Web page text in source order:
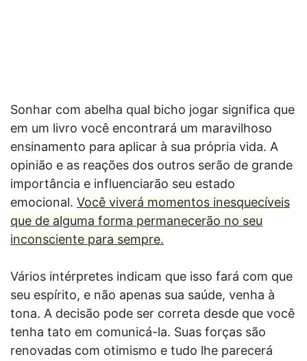
Sonhar com abelha qual bicho jogar significa que
em um livro você encontrará um maravilhoso
ensinamento para aplicar à sua própria vida. A
opinião e as reações dos outros serão de grande
importância e influenciarão seu estado
emocional. Você viverá momentos inesquecíveis
que de alguma forma permanecerão no seu
inconsciente para sempre.
Vários intérpretes indicam que isso fará com que
seu espírito, e não apenas sua saúde, venha à
tona. A decisão pode ser correta desde que você
tenha tato em comunicá-la. Suas forças são
renovadas com otimismo e tudo lhe parecerá